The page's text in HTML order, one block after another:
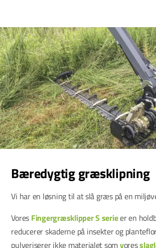
Bæredygtig græsklipning
Vi har en løsning til at slå græs på en
Vores Fingergræsklipper S serieer en
reducerer skaderne på insekter og
pulveriserer ikke materialet somvores